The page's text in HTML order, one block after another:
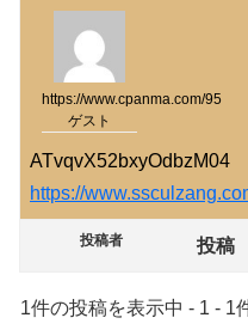
https://www.cpanma.com/95
ゲスト
ATvqvX52bxyOdbzM04
https://
投稿者 投稿
1件の投稿を表示中 - 1 - 1